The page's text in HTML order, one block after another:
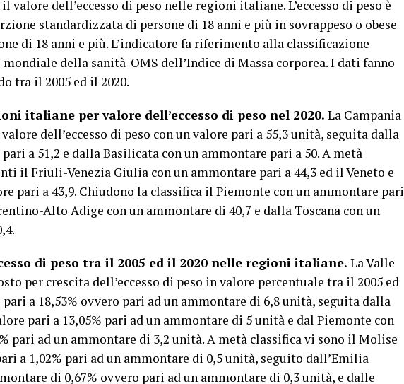
il valore dell’eccesso di peso nelle regioni italiane. L’eccesso di peso è
standardizzata di persone di 18 anni e più in sovrappeso o obese
di 18 anni e più. L’indicatore fa riferimento alla classificazione
della sanità-OMS dell’Indice di Massa corporea. I dati fanno
tra il 2005 ed il 2020.
italiane per valore dell’eccesso di peso nel 2020. La Campania
dell’eccesso di peso con un valore pari a 55,3 unità, seguita dalla
a 51,2 e dalla Basilicata con un ammontare pari a 50. A metà
il Friuli-Venezia Giulia con un ammontare pari a 44,3 ed il Veneto e
pari a 43,9. Chiudono la classifica il Piemonte con un ammontare pari
Alto Adige con un ammontare di 40,7 e dalla Toscana con un
di peso tra il 2005 ed il 2020 nelle regioni italiane. La Valle
per crescita dell’eccesso di peso in valore percentuale tra il 2005 ed
pari a 18,53% ovvero pari ad un ammontare di 6,8 unità, seguita dalla
pari a 13,05% pari ad un ammontare di 5 unità e dal Piemonte con
pari ad un ammontare di 3,2 unità. A metà classifica vi sono il Molise
a 1,02% pari ad un ammontare di 0,5 unità, seguito dall’Emilia
di 0,67% ovvero pari ad un ammontare di 0,3 unità, e dalle